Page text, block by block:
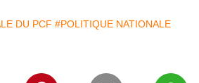
DU PCF #POLITIQUE NATIONALE